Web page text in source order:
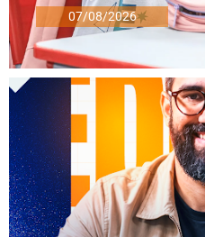
07/08/2026